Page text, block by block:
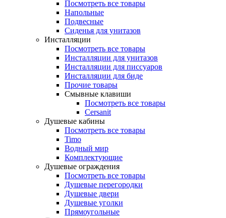
Посмотреть все товары
Напольные
Подвесные
Сиденья для унитазов
Инсталляции
Посмотреть все товары
Инсталляции для унитазов
Инсталляции для писсуаров
Инсталляции для биде
Прочие товары
Смывные клавиши
Посмотреть все товары
Cersanit
Душевые кабины
Посмотреть все товары
Timo
Водный мир
Комплектующие
Душевые ограждения
Посмотреть все товары
Душевые перегородки
Душевые двери
Душевые уголки
Прямоугольные